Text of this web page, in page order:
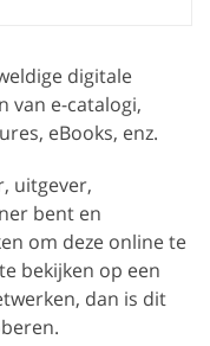
digitale
van e-catalogi,
eBooks, enz.
uitgever,
bent en
om deze online te
bekijken op een
dan is dit